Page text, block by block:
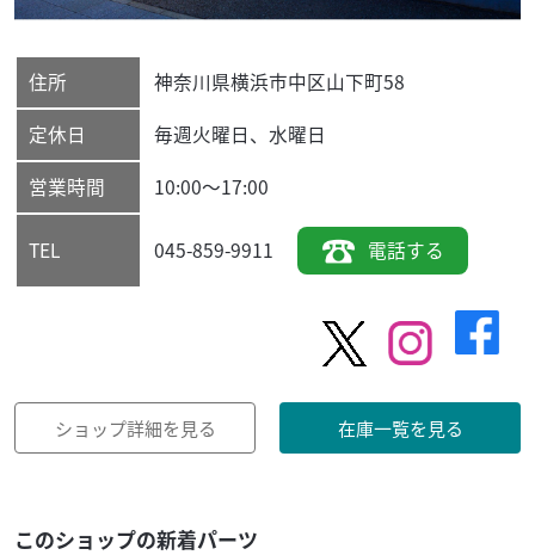
住所 神奈川県横浜市中区山下町58
定休日
毎週火曜日、水曜日
営業時間
10:00～17:00
TEL 045-859-9911 電話する
ショップ詳細を見る 在庫一覧を見る
このショップの新着パーツ